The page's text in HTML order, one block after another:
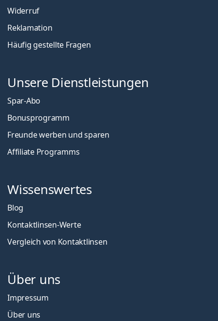
Widerruf
Reklamation
Häufig gestellte Fragen
Unsere Dienstleistungen
Spar-Abo
Bonusprogramm
Freunde werben und sparen
Affiliate Programms
Wissenswertes
Blog
Kontaktlinsen-Werte
Vergleich von Kontaktlinsen
Über uns
Impressum
Über uns